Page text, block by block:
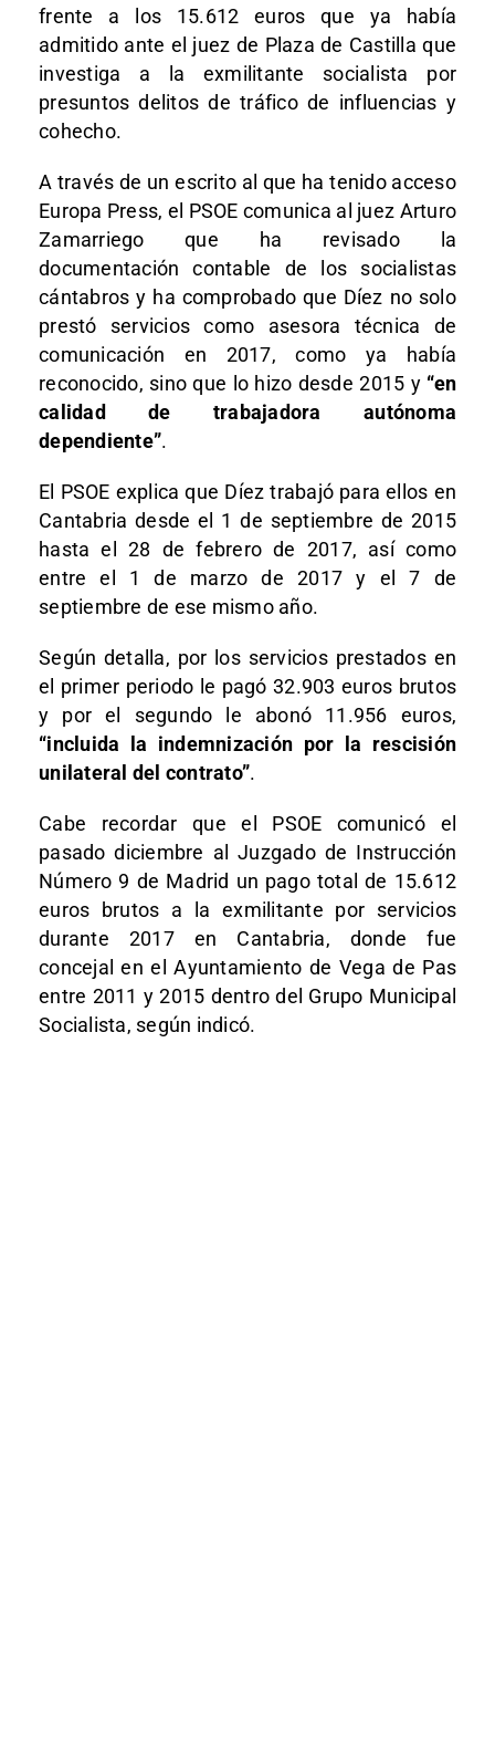
frente a los 15.612 euros que ya había
admitido ante el juez de Plaza de Castilla que
investiga a la exmilitante socialista por
presuntos delitos de tráfico de influencias y
cohecho.
A través de un escrito al que ha tenido acceso
Europa Press, el PSOE comunica al juez Arturo
Zamarriego que ha revisado la
documentación contable de los socialistas
cántabros y ha comprobado que Díez no solo
prestó servicios como asesora técnica de
comunicación en 2017, como ya había
reconocido, sino que lo hizo desde 2015 y “en
calidad de trabajadora autónoma
dependiente”.
El PSOE explica que Díez trabajó para ellos en
Cantabria desde el 1 de septiembre de 2015
hasta el 28 de febrero de 2017, así como
entre el 1 de marzo de 2017 y el 7 de
septiembre de ese mismo año.
Según detalla, por los servicios prestados en
el primer periodo le pagó 32.903 euros brutos
y por el segundo le abonó 11.956 euros,
“incluida la indemnización por la rescisión
unilateral del contrato”.
Cabe recordar que el PSOE comunicó el
pasado diciembre al Juzgado de Instrucción
Número 9 de Madrid un pago total de 15.612
euros brutos a la exmilitante por servicios
durante 2017 en Cantabria, donde fue
concejal en el Ayuntamiento de Vega de Pas
entre 2011 y 2015 dentro del Grupo Municipal
Socialista, según indicó.